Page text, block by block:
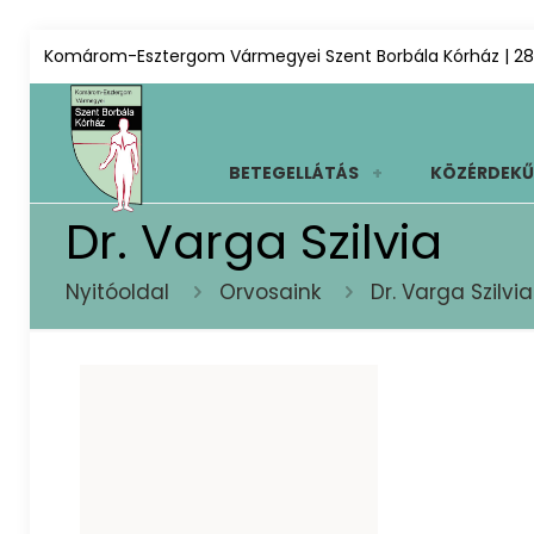
Komárom-Esztergom Vármegyei Szent Borbála Kórház |
BETEGELLÁTÁS KÖZÉRDEKŰ
Dr. Varga Szilvia
Nyitóoldal Orvosaink Dr. Varga Szilvia